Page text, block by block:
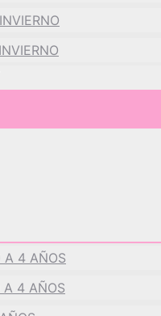
A 4 AÑOS
A 4 AÑOS